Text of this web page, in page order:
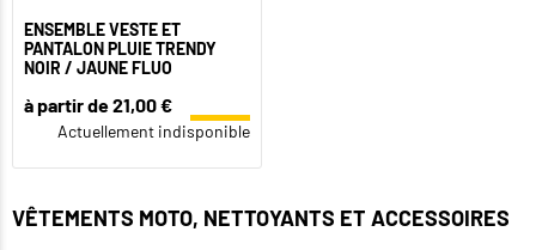
ENSEMBLE VESTE ET
PANTALON PLUIE TRENDY
NOIR / JAUNE FLUO
à partir de 21,00 €
Actuellement indisponible
VÊTEMENTS MOTO, NETTOYANTS ET ACCESSOIRES